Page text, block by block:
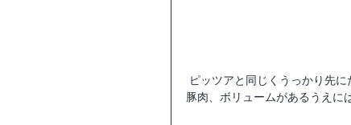
ピッツアと同じくうっかり先
豚肉、ボリュームがあるうえに